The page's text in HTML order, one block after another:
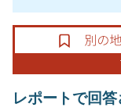
レポートで回